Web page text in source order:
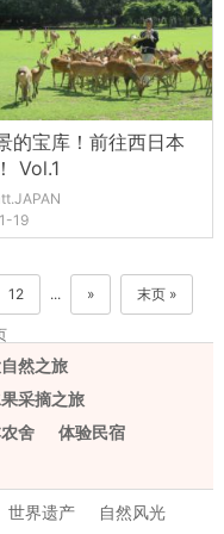
的宝库！前往西日本
Vol.1
19
12 ... » 末页 »
然之旅
采摘之旅
舍
体验民宿
世界遗产
自然风光